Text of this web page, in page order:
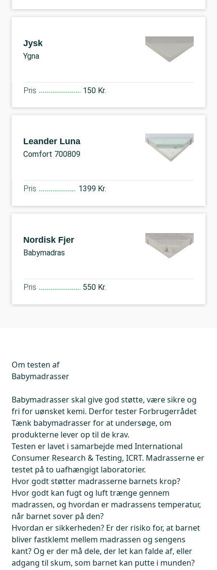
Jysk
Ygna
Pris 150 Kr.
Leander Luna
Comfort 700809
Pris 1399 Kr.
Nordisk Fjer
Babymadras
Pris 550 Kr.
Om testen af
Babymadrasser
Babymadrasser skal give god støtte, være sikre og
fri for uønsket kemi. Derfor tester Forbrugerrådet
Tænk babymadrasser for at undersøge, om
produkterne lever op til de krav.
Testen er lavet i samarbejde med International
Consumer Research & Testing, ICRT. Madrasserne er
testet på to uafhængigt laboratorier.
Hvor godt støtter madrasserne barnets krop?
Hvor godt kan fugt og luft trænge gennem
madrassen, og hvordan er madrassens temperatur,
når barnet sover på den?
Hvordan er sikkerheden? Er der risiko for, at barnet
bliver fastklemt mellem madrassen og sengens
kant? Og er der må dele, der let kan falde af, eller
adgang til skum, som barnet kan putte i munden?